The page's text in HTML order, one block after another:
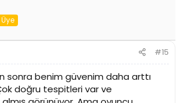
Üye
#15
sonra benim güvenim daha arttı
doğru tespitleri var ve